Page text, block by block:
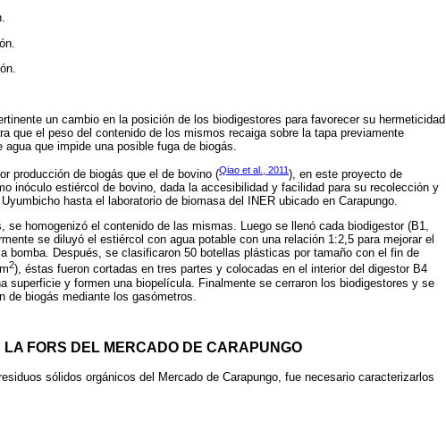
un cambio en la posición de los biodigestores para favorecer su hermeticidad.
que el peso del contenido de los mismos recaiga sobre la tapa previamente
que impide una posible fuga de biogás.
producción de biogás que el de bovino (Qiao et al., 2011), en este proyecto de
inóculo estiércol de bovino, dada la accesibilidad y facilidad para su recolección y
hasta el laboratorio de biomasa del INER ubicado en Carapungo.
se homogenizó el contenido de las mismas. Luego se llenó cada biodigestor (B1,
se diluyó el estiércol con agua potable con una relación 1:2,5 para mejorar el
bomba. Después, se clasificaron 50 botellas plásticas por tamaño con el fin de
2), éstas fueron cortadas en tres partes y colocadas en el interior del digestor B4
superficie y formen una biopelícula. Finalmente se cerraron los biodigestores y se
de biogás mediante los gasómetros.
FORS DEL MERCADO DE CARAPUNGO
sólidos orgánicos del Mercado de Carapungo, fue necesario caracterizarlos